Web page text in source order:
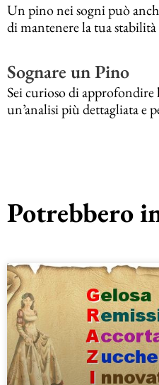
Un pino nei sogni può
di mantenere la tua
Sognare un Pino
Sei curioso di
un’analisi più dettagliata e
Potrebbero